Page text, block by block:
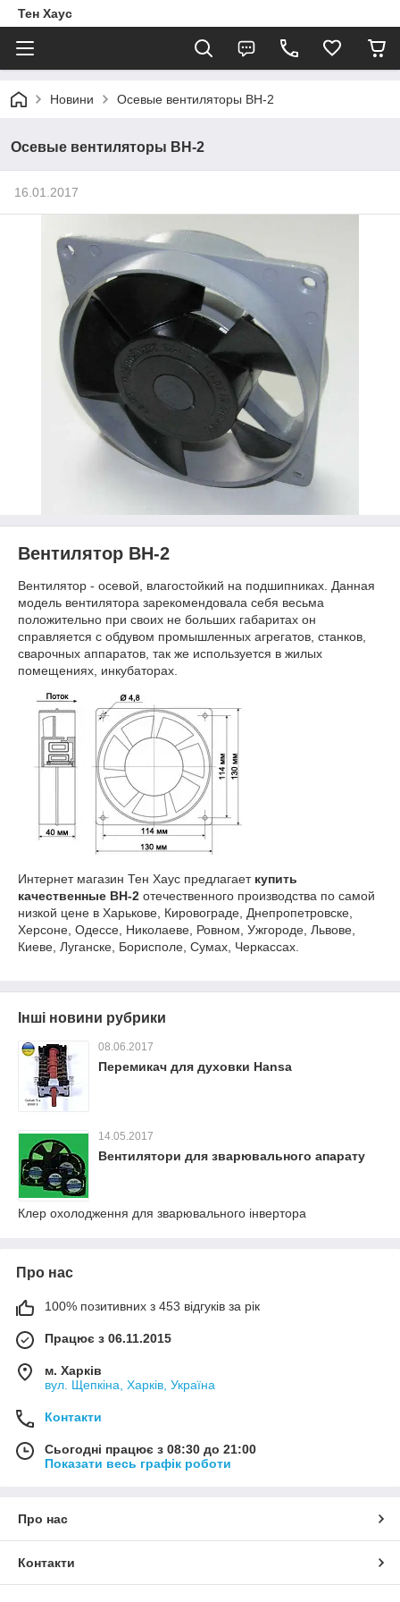
Тен Хаус
Новини Осевые вентиляторы ВН-2
Осевые вентиляторы ВН-2
16.01.2017
Вентилятор ВН-2
Вентилятор - осевой, влагостойкий на подшипниках. Данная
модель вентилятора зарекомендовала себя весьма
положительно при своих не больших габаритах он
справляется с обдувом промышленных агрегатов, станков,
сварочных аппаратов, так же используется в жилых
помещениях, инкубаторах.
Интернет магазин Тен Хаус предлагает купить
качественные ВН-2 отечественного производства по самой
низкой цене в Харькове, Кировограде, Днепропетровске,
Херсоне, Одессе, Николаеве, Ровном, Ужгороде, Львове,
Киеве, Луганске, Борисполе, Сумах, Черкассах.
Інші новини рубрики
08.06.2017
Перемикач для духовки Hansa
14.05.2017
Вентилятори для зварювального апарату
Клер охолодження для зварювального інвертора
Про нас
100% позитивних з 453 відгуків за рік
Працює з 06.11.2015
м. Харків
вул. Щепкіна, Харків, Україна
Контакти
Сьогодні працює з 08:30 до 21:00
Показати весь графік роботи
Про нас
Контакти